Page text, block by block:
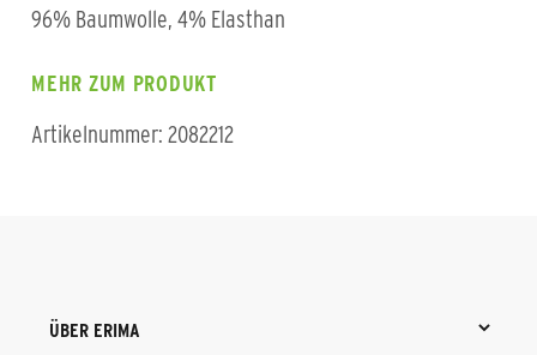
96% Baumwolle, 4% Elasthan
MEHR ZUM PRODUKT
Artikelnummer: 2082212
ÜBER ERIMA